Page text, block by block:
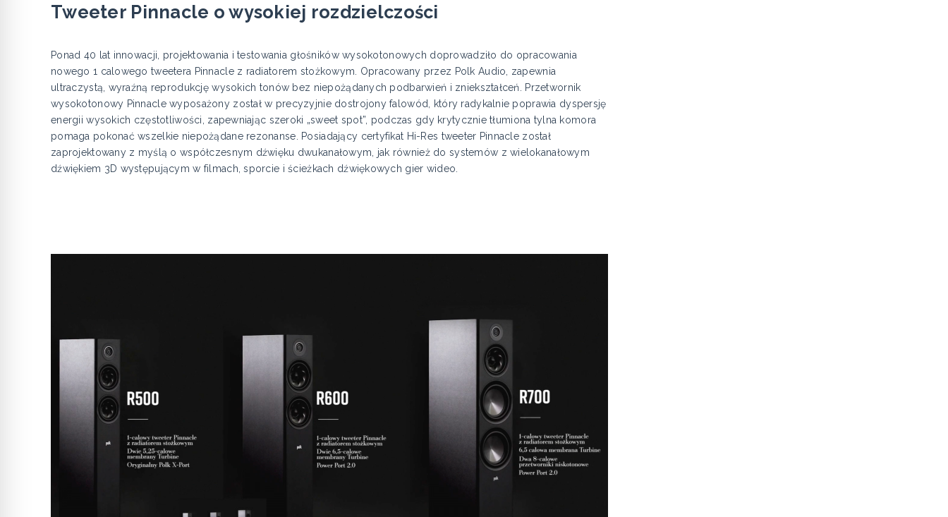
Tweeter Pinnacle o wysokiej rozdzielczości
Ponad 40 lat innowacji, projektowania i testowania głośników wysokotonowych doprowadziło do opracowania
nowego 1 calowego tweetera Pinnacle z radiatorem stożkowym. Opracowany przez Polk Audio, zapewnia
ultraczystą, wyraźną reprodukcję wysokich tonów bez niepożądanych podbarwień i zniekształceń. Przetwornik
wysokotonowy Pinnacle wyposażony został w precyzyjnie dostrojony falowód, który radykalnie poprawia dyspersję
energii wysokich częstotliwości, zapewniając szeroki „sweet spot”, podczas gdy krytycznie tłumiona tylna komora
pomaga pokonać wszelkie niepożądane rezonanse. Posiadający certyfikat Hi-Res tweeter Pinnacle został
zaprojektowany z myślą o współczesnym dźwięku dwukanałowym, jak również do systemów z wielokanałowym
dźwiękiem 3D występującym w filmach, sporcie i ścieżkach dźwiękowych gier wideo.